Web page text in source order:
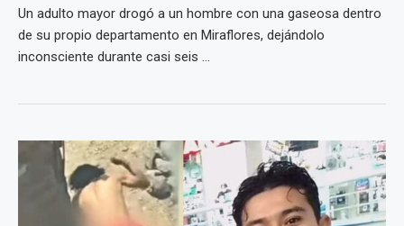
Un adulto mayor drogó a un hombre con una gaseosa dentro
de su propio departamento en Miraflores, dejándolo
inconsciente durante casi seis ...